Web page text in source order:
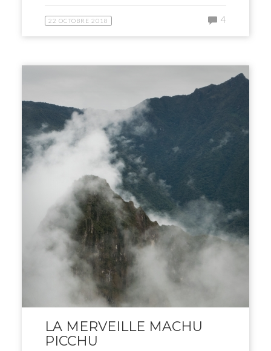
22 OCTOBRE 2018 4
LA MERVEILLE MACHU
PICCHU